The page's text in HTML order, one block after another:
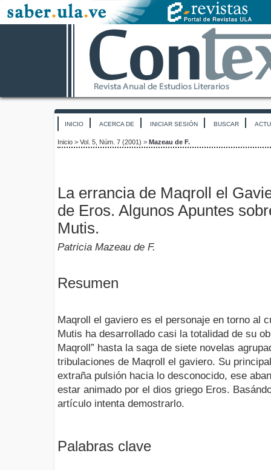
INICIO ACERCA DE INICIAR SESIÓN BUSCAR
Inicio > Vol. 5, Núm. 7 (2001) > Mazeau de F.
La errancia de Maqroll el
de Eros. Algunos Apuntes
Mutis.
Patricia Mazeau de F.
Resumen
Maqroll el gaviero es el personaje en torno al
Mutis ha desarrollado casi la totalidad de su
Maqroll” hasta la saga de siete novelas
tribulaciones de Maqroll el gaviero. Su
extraña pulsión hacia lo desconocido, ese
estar animado por el dios griego Eros.
artículo intenta demostrarlo.
Palabras clave